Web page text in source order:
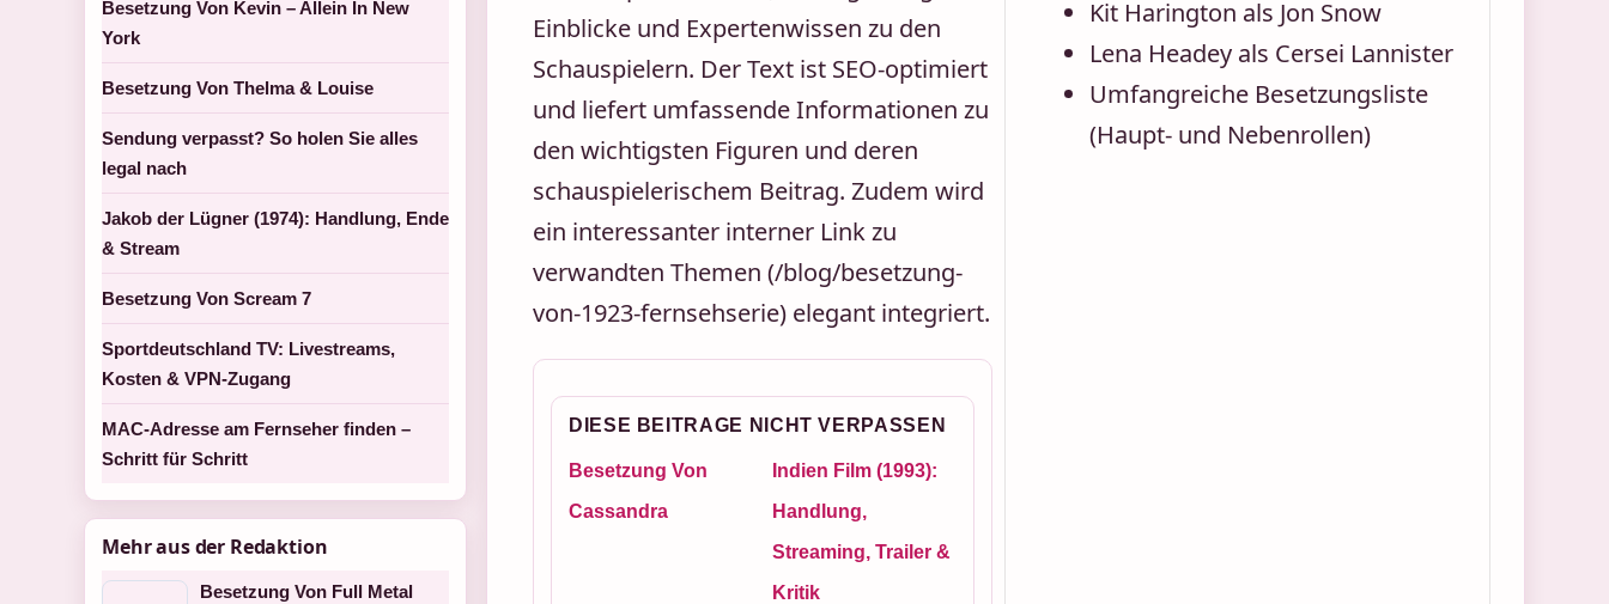
Einblicke und Expertenwissen zu den
Schauspielern. Der Text ist SEO-optimiert
und liefert umfassende Informationen zu
den wichtigsten Figuren und deren
schauspielerischem Beitrag. Zudem wird
ein interessanter interner Link zu
verwandten Themen (/blog/besetzung-
von-1923-fernsehserie) elegant integriert.
DIESE BEITRAGE NICHT VERPASSEN
Besetzung Von
Cassandra
Indien Film (1993):
Handlung,
Streaming, Trailer &
Kritik
Kit Harington als Jon Snow
Lena Headey als Cersei Lannister
Umfangreiche Besetzungsliste
(Haupt- und Nebenrollen)
Besetzung Von Kevin – Allein In New
York
Besetzung Von Thelma & Louise
Sendung verpasst? So holen Sie alles
legal nach
Jakob der Lügner (1974): Handlung, Ende
& Stream
Besetzung Von Scream 7
Sportdeutschland TV: Livestreams,
Kosten & VPN-Zugang
MAC-Adresse am Fernseher finden –
Schritt für Schritt
Mehr aus der Redaktion
Besetzung Von Full Metal